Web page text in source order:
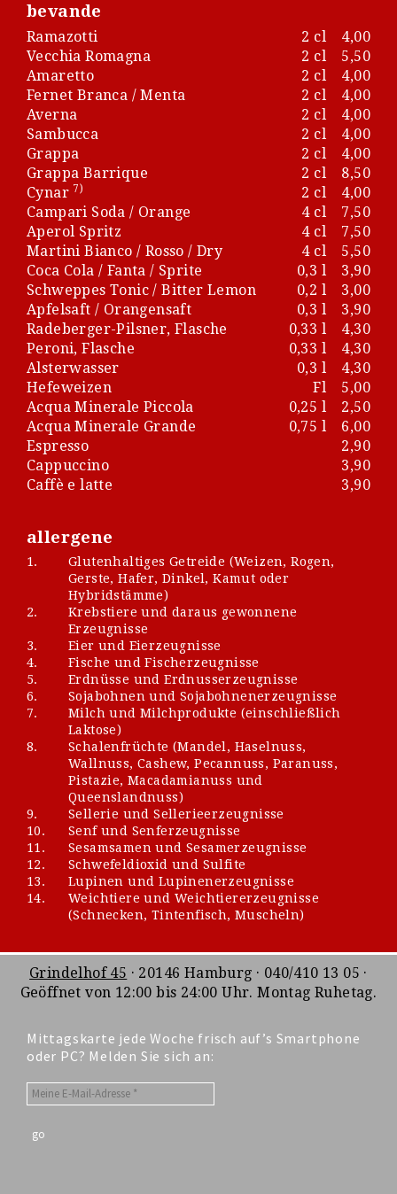
bevande
Ramazotti 2 cl
4,00
Vecchia Romagna
2 cl
5,50
Amaretto
2 cl
4,00
Fernet Branca / Menta
2 cl
4,00
Averna
2 cl
4,00
Sambucca
2 cl
4,00
Grappa
2 cl
4,00
Grappa Barrique
2 cl
8,50
Cynar 7) 2 cl
4,00
Campari Soda / Orange
4 cl
7,50
Aperol Spritz
4 cl
7,50
Martini Bianco / Rosso / Dry
4 cl
5,50
Coca Cola / Fanta / Sprite
0,3 l
3,90
Schweppes Tonic / Bitter Lemon
0,2 l
3,00
Apfelsaft / Orangensaft
0,3 l
3,90
Radeberger-Pilsner, Flasche
0,33 l
4,30
Peroni, Flasche
0,33 l
4,30
Alsterwasser
0,3 l
4,30
Hefeweizen
Fl
5,00
Acqua Minerale Piccola
0,25 l
2,50
Acqua Minerale Grande
0,75 l
6,00
Espresso
2,90
Cappuccino
3,90
Caffè e latte
3,90
allergene
1.
Glutenhaltiges Getreide (Weizen, Rogen,
Gerste, Hafer, Dinkel, Kamut oder
Hybridstämme)
2.
Krebstiere und daraus gewonnene
Erzeugnisse
3.
Eier und Eierzeugnisse
4.
Fische und Fischerzeugnisse
5.
Erdnüsse und Erdnusserzeugnisse
6.
Sojabohnen und Sojabohnenerzeugnisse
7.
Milch und Milchprodukte (einschließlich
Laktose)
8.
Schalenfrüchte (Mandel, Haselnuss,
Wallnuss, Cashew, Pecannuss, Paranuss,
Pistazie, Macadamianuss und
Queenslandnuss)
9.
Sellerie und Sellerieerzeugnisse
10.
Senf und Senferzeugnisse
11.
Sesamsamen und Sesamerzeugnisse
12.
Schwefeldioxid und Sulfite
13.
Lupinen und Lupinenerzeugnisse
14.
Weichtiere und Weichtiererzeugnisse
(Schnecken, Tintenfisch, Muscheln)
Grindelhof 45 · 20146 Hamburg · 040/410 13 05 ·
Geöffnet von 12:00 bis 24:00 Uhr. Montag Ruhetag.
Mittagskarte jede Woche frisch auf’s Smartphone
oder PC? Melden Sie sich an: